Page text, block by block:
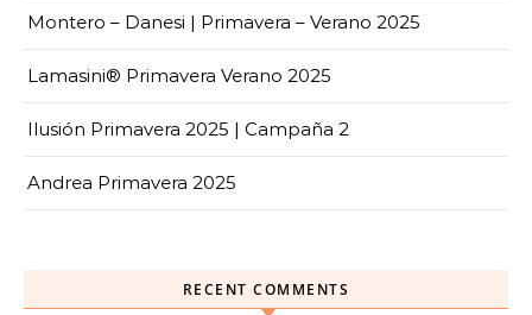
Montero – Danesi | Primavera – Verano 2025
Lamasini® Primavera Verano 2025
Ilusión Primavera 2025 | Campaña 2
Andrea Primavera 2025
RECENT COMMENTS